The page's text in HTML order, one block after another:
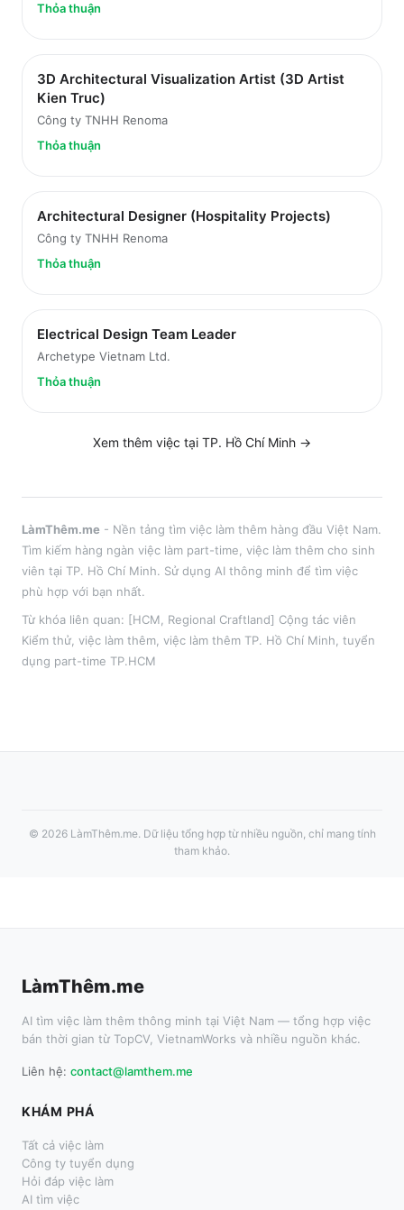
Thỏa thuận
3D Architectural Visualization Artist (3D Artist
Kien Truc)
Công ty TNHH Renoma
Thỏa thuận
Architectural Designer (Hospitality Projects)
Công ty TNHH Renoma
Thỏa thuận
Electrical Design Team Leader
Archetype Vietnam Ltd.
Thỏa thuận
Xem thêm việc tại TP. Hồ Chí Minh →
LàmThêm.me - Nền tảng tìm việc làm thêm hàng đầu Việt Nam.
Tìm kiếm hàng ngàn việc làm part-time, việc làm thêm cho sinh
viên tại TP. Hồ Chí Minh. Sử dụng AI thông minh để tìm việc
phù hợp với bạn nhất.
Từ khóa liên quan: [HCM, Regional Craftland] Cộng tác viên
Kiểm thử việc làm thêm , việc làm thêm TP. Hồ Chí Minh , tuyển
dụng part-time TP.HCM
© 2026 LàmThêm.me. Dữ liệu tổng hợp từ nhiều nguồn, chỉ mang tính
tham khảo.
LàmThêm.me
AI tìm việc làm thêm thông minh tại Việt Nam — tổng hợp việc
bán thời gian từ TopCV, VietnamWorks và nhiều nguồn khác.
Liên hệ: contact@lamthem.me
KHÁM PHÁ
Tất cả việc làm
Công ty tuyển dụng
Hỏi đáp việc làm
AI tìm việc